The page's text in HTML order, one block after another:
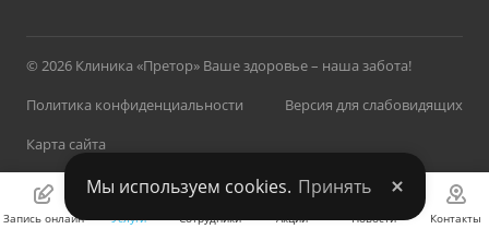
© 2026 Клиника «Претор» Ваше здоровье – наша забота!
Политика конфиденциальности
Версия для слабовидящих
Карта сайта
Запись онлайн Услуги Сотрудники Акции Новости Контакты
Мы используем cookies. Принять